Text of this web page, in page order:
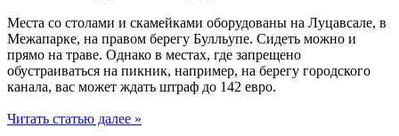
Места со столами и скамейками оборудованы на Луцавсале, в
Межапарке, на правом берегу Булльупе. Сидеть можно и
прямо на траве. Однако в местах, где запрещено
обустраиваться на пикник, например, на берегу городского
канала, вас может ждать штраф до 142 евро.
Читать статью далее »